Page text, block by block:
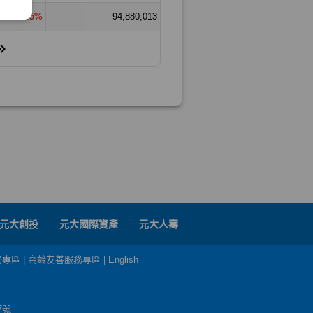
元大創投 元大國際資產 元大人壽
區 高齡友善服務專區 English
號